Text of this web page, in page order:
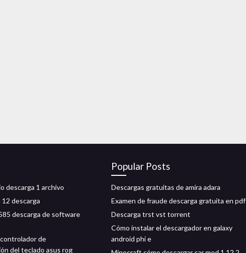
descarga 1 archivo
descarga
descarga de software
de
del teclado asus rog
Popular Posts
Descargas gratuitas de amira adara
Examen de fraude descarga gratuita en pdf
Descarga trst vst torrent
Cómo instalar el descargador en galaxy
android phi e